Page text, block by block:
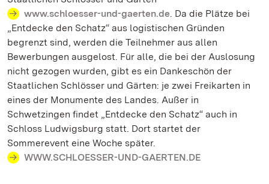
www.schloesser-und-gaerten.de. Da die Plätze bei
„Entdecke den Schatz“ aus logistischen Gründen
begrenzt sind, werden die Teilnehmer aus allen
Bewerbungen ausgelost. Für alle, die bei der Auslosung
nicht gezogen wurden, gibt es ein Dankeschön der
Staatlichen Schlösser und Gärten: je zwei Freikarten in
eines der Monumente des Landes. Außer in
Schwetzingen findet „Entdecke den Schatz“ auch in
Schloss Ludwigsburg statt. Dort startet der
Sommerevent eine Woche später.
WWW.SCHLOESSER-UND-GAERTEN.DE